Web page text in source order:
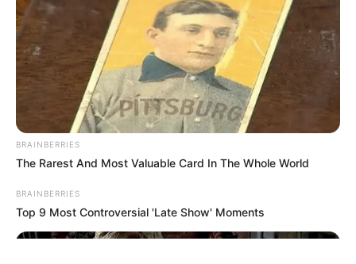
ΤΑΥΤΟΤΗΤΑ ΚΑΙ ΕΠΙΚΟΙΝΩΝΙΑ ΟΡΟΙ ΧΡΗΣΗΣ
© 2025 EVIANEWS του Γιώργου Κουτσελίνη
BRAINBERRIES
The Rarest And Most Valuable Card In The Whole World
BRAINBERRIES
Top 9 Most Controversial 'Late Show' Moments